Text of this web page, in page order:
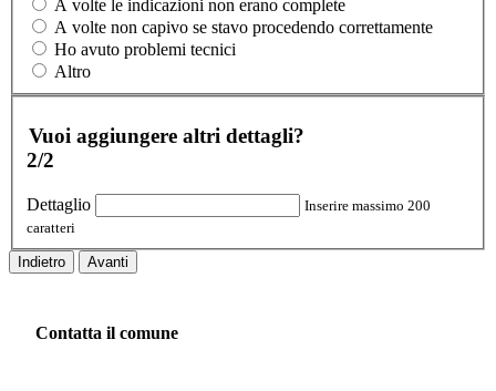
A volte le indicazioni non erano complete
A volte non capivo se stavo procedendo correttamente
Ho avuto problemi tecnici
Altro
Vuoi aggiungere altri dettagli?
2/2
Dettaglio
Inserire massimo 200
caratteri
Indietro Avanti
Contatta il comune